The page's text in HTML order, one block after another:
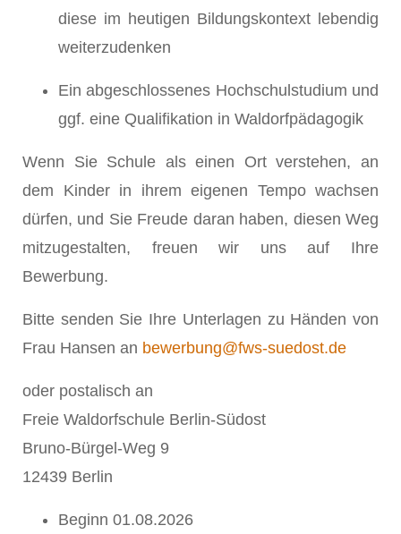
diese im heutigen Bildungskontext lebendig
weiterzudenken
Ein abgeschlossenes Hochschulstudium und
ggf. eine Qualifikation in Waldorfpädagogik
Wenn Sie Schule als einen Ort verstehen, an
dem Kinder in ihrem eigenen Tempo wachsen
dürfen, und Sie Freude daran haben, diesen Weg
mitzugestalten, freuen wir uns auf Ihre
Bewerbung.
Bitte senden Sie Ihre Unterlagen zu Händen von
Frau Hansen an bewerbung@fws-suedost.de
oder postalisch an
Freie Waldorfschule Berlin-Südost
Bruno-Bürgel-Weg 9
12439 Berlin
Beginn 01.08.2026